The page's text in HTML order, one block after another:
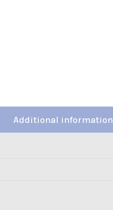
Additional information